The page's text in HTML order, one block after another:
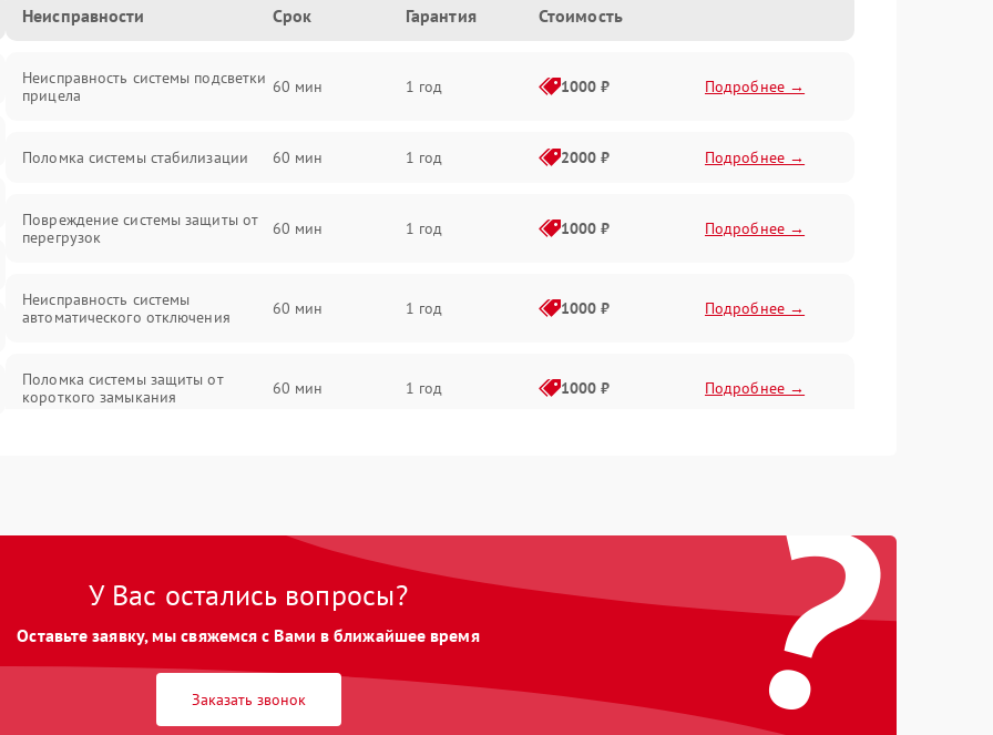
Неисправности Срок Гарантия Стоимость
Неисправность системы подсветки
прицела
60 мин 1 год 1000 ₽ Подробнее →
Поломка системы стабилизации 60 мин 1 год 2000 ₽ Подробнее →
Повреждение системы защиты от
перегрузок
60 мин 1 год 1000 ₽ Подробнее →
Неисправность системы
автоматического отключения
60 мин 1 год 1000 ₽ Подробнее →
Поломка системы защиты от
короткого замыкания
60 мин 1 год 1000 ₽ Подробнее →
Неисправность системы защиты от
60 мин Подробнее →
замыкания
60 мин Подробнее →
Неисправность системы защиты от 60 мин 1000 ₽ Подробнее →
?
У Вас остались вопросы?
Оставьте заявку, мы свяжемся с Вами в ближайшее время
Заказать звонок